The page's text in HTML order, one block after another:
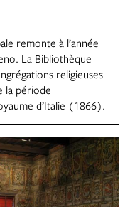
remonte à l’année
La Bibliothèque
religieuses
la période
d’Italie (1866).